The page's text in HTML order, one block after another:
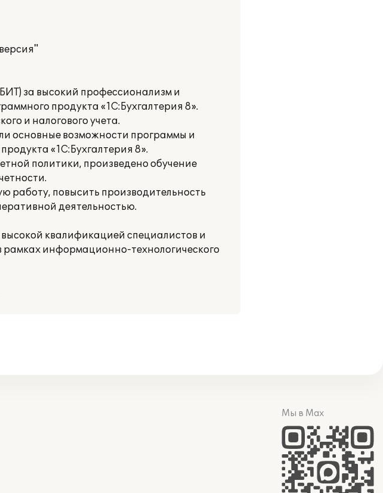
за высокий профессионализм и
продукта «1С:Бухгалтерия 8».
и налогового учета.
основные возможности программы и
«1С:Бухгалтерия 8».
политики, произведено обучение
работу, повысить производительность
деятельностью.
квалификацией специалистов и
информационно-технологического
Мы в Max